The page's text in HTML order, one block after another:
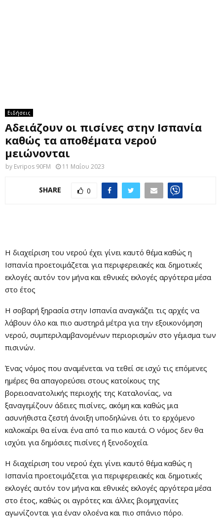
Ειδήσεις
Αδειάζουν οι πισίνες στην Ισπανία
καθώς τα αποθέματα νερού
μειώνονται
by Evripos 90FM 11 Μαΐου 2023
SHARE 0
Η διαχείριση του νερού έχει γίνει καυτό θέμα καθώς η
Ισπανία προετοιμάζεται για περιφερειακές και δημοτικές
εκλογές αυτόν τον μήνα και εθνικές εκλογές αργότερα μέσα
στο έτος
Η σοβαρή ξηρασία στην Ισπανία αναγκάζει τις αρχές να
λάβουν όλο και πιο αυστηρά μέτρα για την εξοικονόμηση
νερού, συμπεριλαμβανομένων περιορισμών στο γέμισμα των
πισινών.
Ένας νόμος που αναμένεται να τεθεί σε ισχύ τις επόμενες
ημέρες θα απαγορεύσει στους κατοίκους της
βορειοανατολικής περιοχής της Καταλονίας, να
ξαναγεμίζουν άδειες πισίνες, ακόμη και καθώς μια
ασυνήθιστα ζεστή άνοιξη υποδηλώνει ότι το ερχόμενο
καλοκαίρι θα είναι ένα από τα πιο καυτά. Ο νόμος δεν θα
ισχύει για δημόσιες πισίνες ή ξενοδοχεία.
Η διαχείριση του νερού έχει γίνει καυτό θέμα καθώς η
Ισπανία προετοιμάζεται για περιφερειακές και δημοτικές
εκλογές αυτόν τον μήνα και εθνικές εκλογές αργότερα μέσα
στο έτος, καθώς οι αγρότες και άλλες βιομηχανίες
αγωνίζονται για έναν ολοένα και πιο σπάνιο πόρο.